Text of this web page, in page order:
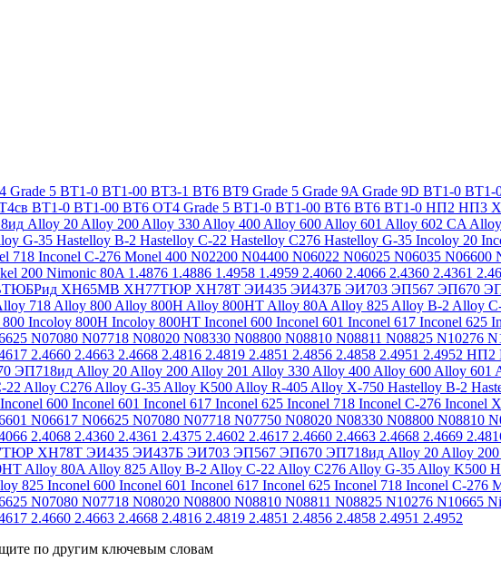
Grade 5 ВТ1-0 ВТ1-00 ВТ3-1 ВТ6 ВТ9 Grade 5 Grade 9A Grade 9D ВТ1-0 ВТ1-
ВТ1-0 ВТ1-00 ВТ6 ОТ4 Grade 5 ВТ1-0 ВТ1-00 ВТ6 ВТ6 ВТ1-0 НП2 НП3
Alloy 20 Alloy 200 Alloy 330 Alloy 400 Alloy 600 Alloy 601 Alloy 602 CA
G-35 Hastelloy B-2 Hastelloy C-22 Hastelloy C276 Hastelloy G-35 Incoloy 20
718 Inconel C-276 Monel 400 N02200 N04400 N06022 N06025 N06035 N06600
200 Nimonic 80A 1.4876 1.4886 1.4958 1.4959 2.4060 2.4066 2.4360 2.4361
ХН65МВ ХН77ТЮР ХН78Т ЭИ435 ЭИ437Б ЭИ703 ЭП567 ЭП670
718 Alloy 800 Alloy 800H Alloy 800HT Alloy 80A Alloy 825 Alloy B-2 Alloy
Incoloy 800H Incoloy 800HT Inconel 600 Inconel 601 Inconel 617 Inconel 625
N07080 N07718 N08020 N08330 N08800 N08810 N08811 N08825 N10276
2.4660 2.4663 2.4668 2.4816 2.4819 2.4851 2.4856 2.4858 2.4951 2.4952 НП2
ЭП718ид Alloy 20 Alloy 200 Alloy 201 Alloy 330 Alloy 400 Alloy 600 Alloy 601
22 Alloy C276 Alloy G-35 Alloy K500 Alloy R-405 Alloy X-750 Hastelloy B-2
Inconel 600 Inconel 601 Inconel 617 Inconel 625 Inconel 718 Inconel C-276 Inconel
N06617 N06625 N07080 N07718 N07750 N08020 N08330 N08800 N08810
2.4068 2.4360 2.4361 2.4375 2.4602 2.4617 2.4660 2.4663 2.4668 2.4669
ХН78Т ЭИ435 ЭИ437Б ЭИ703 ЭП567 ЭП670 ЭП718ид Alloy 20 Alloy 200
Alloy 80A Alloy 825 Alloy B-2 Alloy C-22 Alloy C276 Alloy G-35 Alloy K500
825 Inconel 600 Inconel 601 Inconel 617 Inconel 625 Inconel 718 Inconel C-276
N07080 N07718 N08020 N08800 N08810 N08811 N08825 N10276 N10665
2.4660 2.4663 2.4668 2.4816 2.4819 2.4851 2.4856 2.4858 2.4951 2.4952
по другим ключевым словам